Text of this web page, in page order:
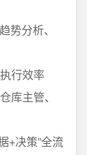
势分析、
行效率
库主管、
+决策”全流